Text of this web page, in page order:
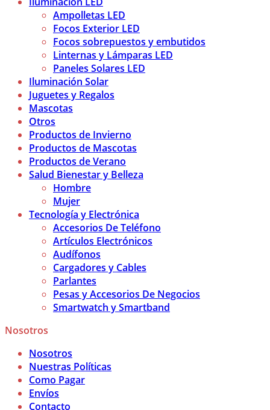
Ampolletas LED
Focos Exterior LED
Focos sobrepuestos y embutidos
Linternas y Lámparas LED
Paneles Solares LED
Iluminación Solar
Juguetes y Regalos
Mascotas
Otros
Productos de Invierno
Productos de Mascotas
Productos de Verano
Salud Bienestar y Belleza
Hombre
Mujer
Tecnología y Electrónica
Accesorios De Teléfono
Artículos Electrónicos
Audífonos
Cargadores y Cables
Parlantes
Pesas y Accesorios De Negocios
Smartwatch y Smartband
Nosotros
Nosotros
Nuestras Políticas
Como Pagar
Envíos
Contacto